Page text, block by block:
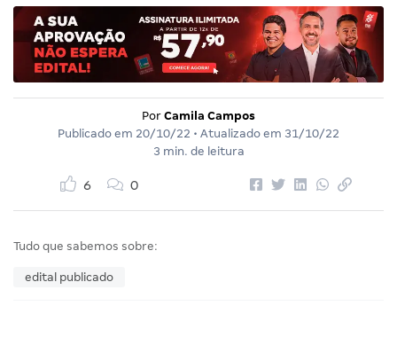
Por Camila Campos
Publicado em 20/10/22 • Atualizado em 31/10/22
3 min. de leitura
6 0
Tudo que sabemos sobre:
edital publicado